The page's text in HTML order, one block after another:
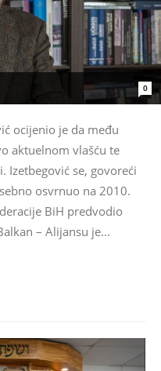
0
ocijenio je da među
aktuelnom vlašću te
Izetbegović se, govoreći
osvrnuo na 2010.
BiH predvodio
– Alijansu je...